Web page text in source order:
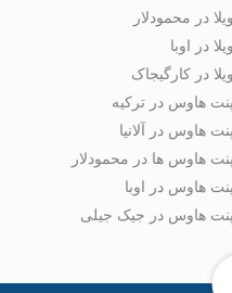
ویلا در محمودلار
ویلا در اوبا
ویلا در کارگیجاک
پنت هاوس در ترکیه
پنت هاوس در آلانیا
پنت هاوس ها در محمودلار
پنت هاوس در اوبا
پنت هاوس در جیک جیلی